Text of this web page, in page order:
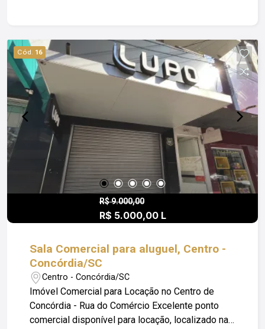
proporcionando praticidade aos usuários; - A
poucos metros de bancos, cartórios, lotéricas,
farmácias e comércios em geral. - Região
estratégica com alto fluxo e excelente
conectividade. ** Entre em contato agora mesmo
para agendar uma visita e dar o próximo passo
para o sucesso do seu negócio! Obs: Além do
valor de aluguel o locatário fica responsável pelo
pagamento de Luz; Água; IPTU e Seguro
Incêndio.
Cód. 16
R$ 9.000,00
R$ 5.000,00 L
Sala Comercial para aluguel, Centro -
Concórdia/SC
Centro - Concórdia/SC
Imóvel Comercial para Locação no Centro de
Concórdia - Rua do Comércio Excelente ponto
comercial disponível para locação, localizado na